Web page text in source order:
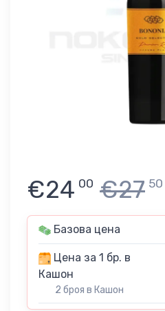
€24 00 €27 50
Базова цена
Цена за 1 бр. в
Кашон
2 броя в Кашон